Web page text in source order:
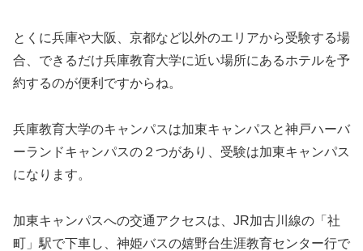
とくに兵庫や大阪、京都など以外のエリアから受験する場
合、できるだけ兵庫教育大学に近い場所にあるホテルを予
約するのが便利ですからね。
兵庫教育大学のキャンパスは加東キャンパスと神戸ハーバ
ーランドキャンパスの２つがあり、受験は加東キャンパス
になります。
加東キャンパスへの交通アクセスは、JR加古川線の「社
町」駅で下車し、神姫バスの嬉野台生涯教育センター行で